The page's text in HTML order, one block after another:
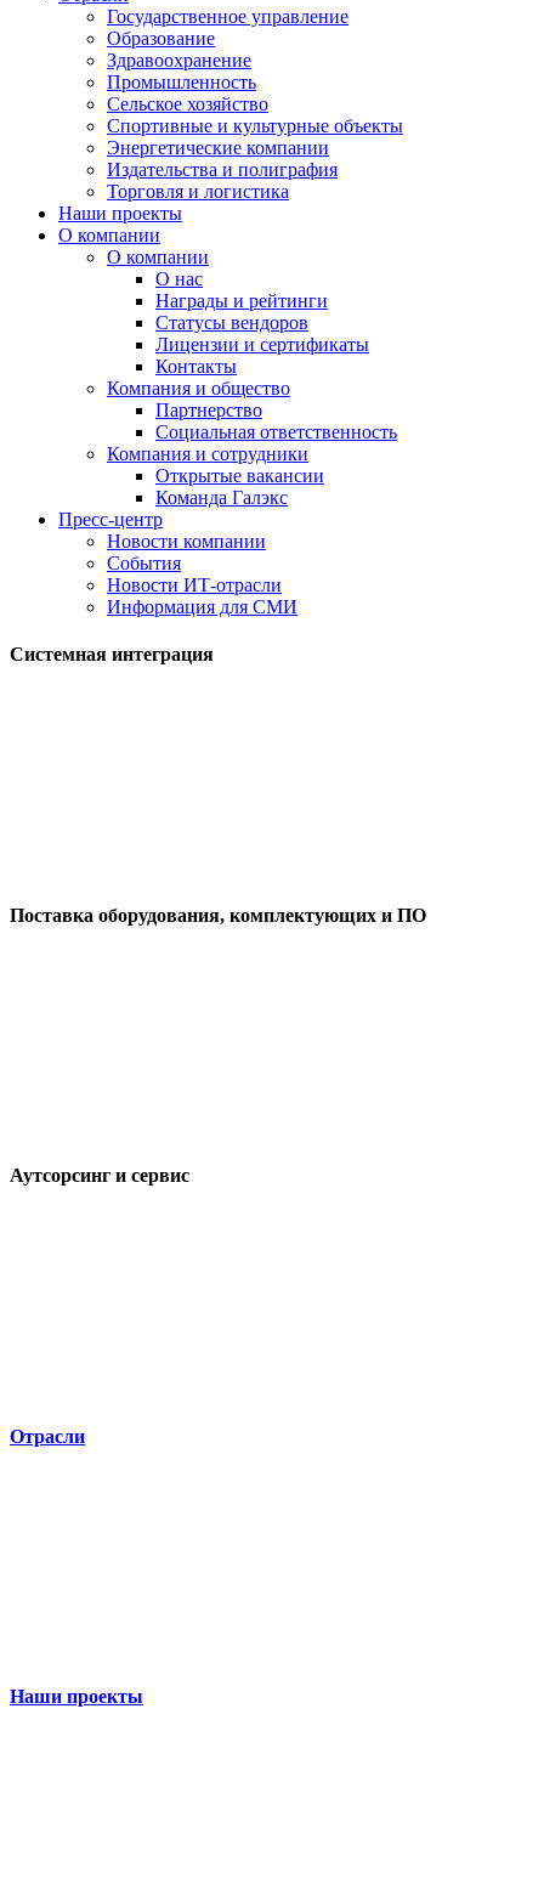
Государственное управление
Образование
Здравоохранение
Промышленность
Сельское хозяйство
Спортивные и культурные объекты
Энергетические компании
Издательства и полиграфия
Торговля и логистика
Наши проекты
О компании
О компании
О нас
Награды и рейтинги
Статусы вендоров
Лицензии и сертификаты
Контакты
Компания и общество
Партнерство
Социальная ответственность
Компания и сотрудники
Открытые вакансии
Команда Галэкс
Пресс-центр
Новости компании
События
Новости ИТ-отрасли
Информация для СМИ
Системная интеграция
Поставка оборудования, комплектующих и ПО
Аутсорсинг и сервис
Отрасли
Наши проекты